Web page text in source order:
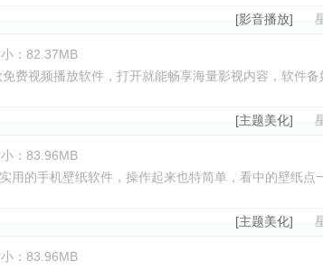
[影音播放]
：82.37MB
费视频播放软件，打开就能畅享海量影视内容，软件备
[主题美化]
：83.96MB
用的手机壁纸软件，操作起来也特简单，看中的壁纸点
[主题美化]
：83.96MB